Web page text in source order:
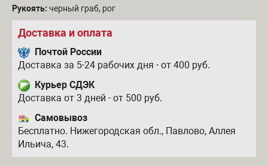
Рукоять: черный граб, рог
Доставка и оплата
Почтой России
Доставка за 5-24 рабочих дня - от 400 руб.
Курьер СДЭК
Доставка от 3 дней - от 500 руб.
Самовывоз
Бесплатно. Нижегородская обл., Павлово, Аллея
Ильича, 43.